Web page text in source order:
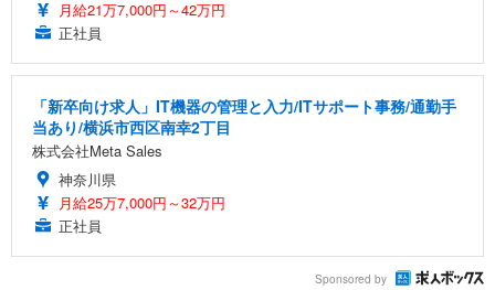
月給21万7,000円～42万円
正社員
「新卒向け求人」IT機器の管理と入力/ITサポート事務/通勤手
当あり/横浜市西区南幸2丁目
株式会社Meta Sales
神奈川県
月給25万7,000円～32万円
正社員
Sponsored by